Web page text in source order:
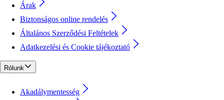
Árak
Biztonságos online rendelés
Általános Szerződési Feltételek
Adatkezelési és Cookie tájékoztató
Rólunk
Akadálymentesség